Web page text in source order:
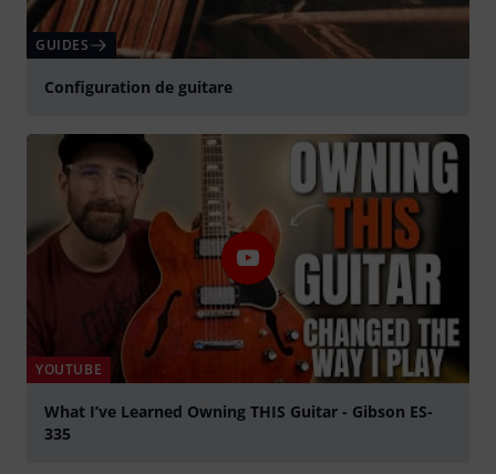
GUIDES
Configuration de guitare
YOUTUBE
What I’ve Learned Owning THIS Guitar - Gibson ES-
335